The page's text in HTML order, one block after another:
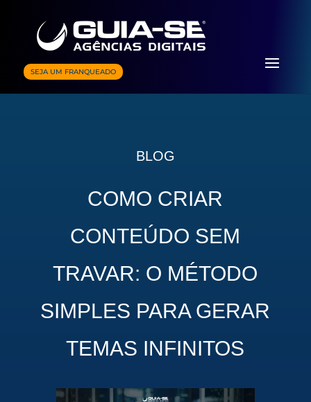
SEJA UM FRANQUEADO
BLOG
COMO CRIAR
CONTEÚDO SEM
TRAVAR: O MÉTODO
SIMPLES PARA GERAR
TEMAS INFINITOS